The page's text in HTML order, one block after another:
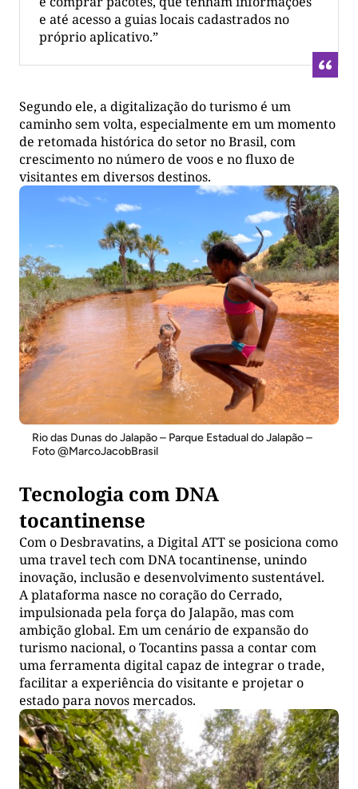
e até acesso a guias locais cadastrados no
próprio aplicativo.”
Segundo ele, a digitalização do turismo é um
caminho sem volta, especialmente em um momento
de retomada histórica do setor no Brasil, com
crescimento no número de voos e no fluxo de
visitantes em diversos destinos.
Rio das Dunas do Jalapão – Parque Estadual do Jalapão –
Foto @MarcoJacobBrasil
Tecnologia com DNA
tocantinense
Com o Desbravatins, a Digital ATT se posiciona como
uma travel tech com DNA tocantinense, unindo
inovação, inclusão e desenvolvimento sustentável.
A plataforma nasce no coração do Cerrado,
impulsionada pela força do Jalapão, mas com
ambição global. Em um cenário de expansão do
turismo nacional, o Tocantins passa a contar com
uma ferramenta digital capaz de integrar o trade,
facilitar a experiência do visitante e projetar o
estado para novos mercados.